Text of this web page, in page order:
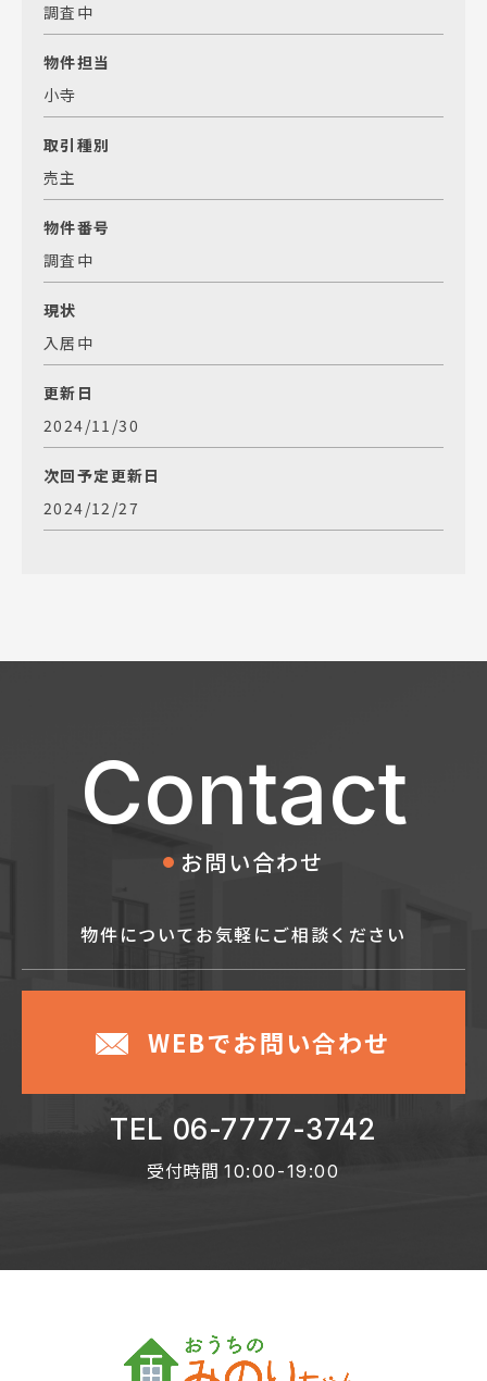
調査中
物件担当
小寺
取引種別
売主
物件番号
調査中
現状
入居中
更新日
2024/11/30
次回予定更新日
2024/12/27
Contact
お問い合わせ
物件についてお気軽にご相談ください
WEBでお問い合わせ
TEL 06-7777-3742
受付時間 10:00-19:00